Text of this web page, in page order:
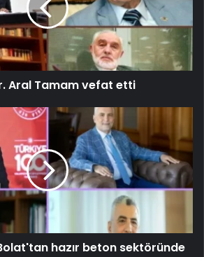
Aral Tamam vefat etti
hazır beton sektöründe